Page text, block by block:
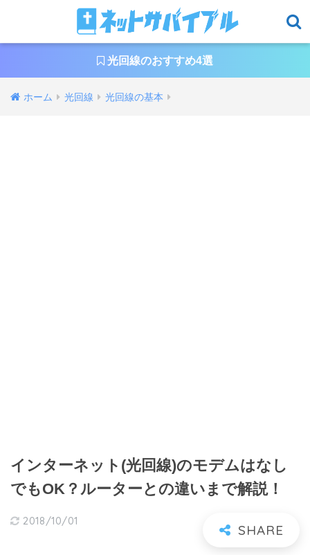
光回線のおすすめ4選
ホーム 光回線 光回線の基本
インターネット(光回線)のモデムはなし
でもOK？ルーターとの違いまで解説！
2018/10/01